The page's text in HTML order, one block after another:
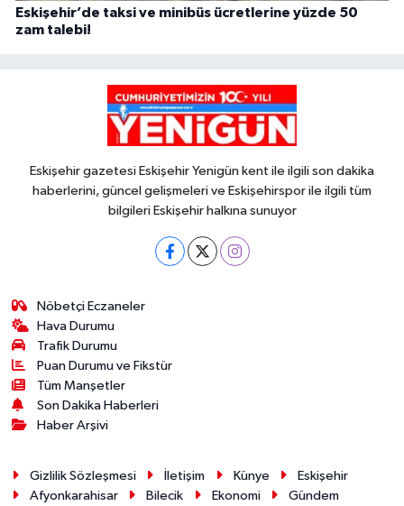
Eskişehir’de taksi ve minibüs ücretlerine yüzde 50
zam talebi!
Eskişehir gazetesi Eskişehir Yenigün kent ile ilgili son dakika
haberlerini, güncel gelişmeleri ve Eskişehirspor ile ilgili tüm
bilgileri Eskişehir halkına sunuyor
Nöbetçi Eczaneler
Hava Durumu
Trafik Durumu
Puan Durumu ve Fikstür
Tüm Manşetler
Son Dakika Haberleri
Haber Arşivi
Gizlilik Sözleşmesi İletişim Künye
Eskişehir
Afyonkarahisar
Bilecik Ekonomi
Gündem